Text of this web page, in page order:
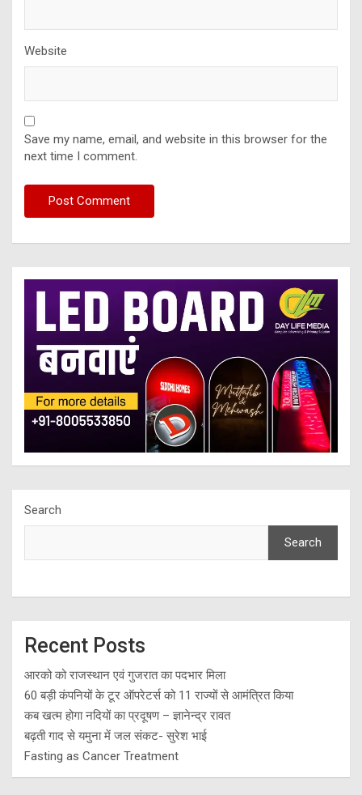
Website
Save my name, email, and website in this browser for the
next time I comment.
Search
Search
Recent Posts
आरको को राजस्थान एवं गुजरात का पदभार मिला
60 बड़ी कंपनियों के टूर ऑपरेटर्स को 11 राज्यों से आमंत्रित किया
कब खत्म होगा नदियों का प्रदूषण – ज्ञानेन्द्र रावत
बढ़ती गाद से यमुना में जल संकट- सुरेश भाई
Fasting as Cancer Treatment